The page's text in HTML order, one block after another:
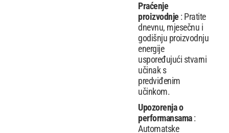
Praćenje
proizvodnje : Pratite
dnevnu, mjesečnu i
godišnju proizvodnju
energije
uspoređujući stvarni
učinak s
predviđenim
učinkom.
Upozorenja o
performansama:
Automatske